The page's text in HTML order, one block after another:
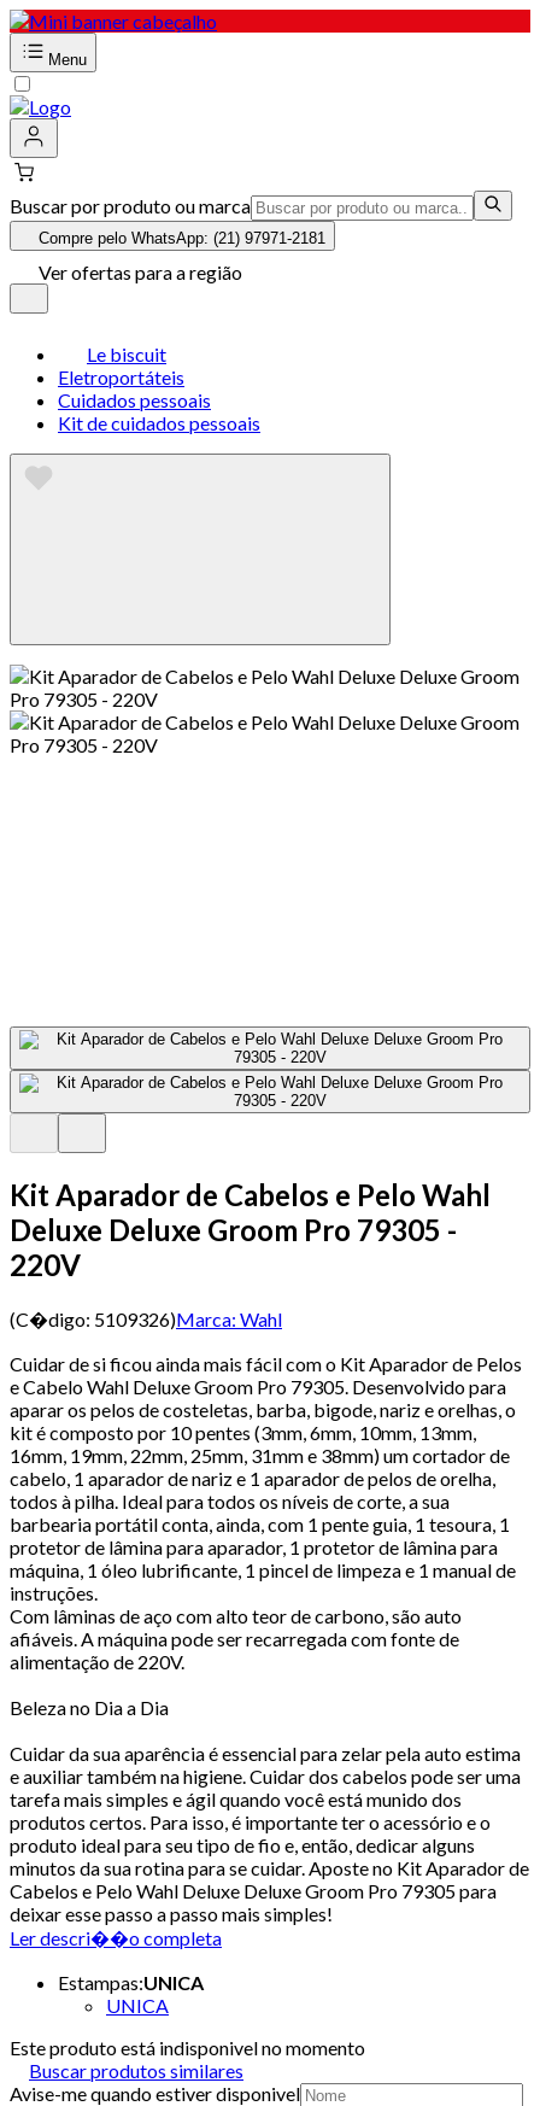
Menu
Buscar por produto ou marca
Compre pelo WhatsApp: (21) 97971-2181
Ver ofertas para a região
Le biscuit
Eletroportáteis
Cuidados pessoais
Kit de cuidados pessoais
Kit Aparador de Cabelos e Pelo Wahl
Deluxe Deluxe Groom Pro 79305 -
220V
(C�digo: 5109326)Marca: Wahl
Cuidar de si ficou ainda mais fácil com o Kit Aparador de Pelos
e Cabelo Wahl Deluxe Groom Pro 79305. Desenvolvido para
aparar os pelos de costeletas, barba, bigode, nariz e orelhas, o
kit é composto por 10 pentes (3mm, 6mm, 10mm, 13mm,
16mm, 19mm, 22mm, 25mm, 31mm e 38mm) um cortador de
cabelo, 1 aparador de nariz e 1 aparador de pelos de orelha,
todos à pilha. Ideal para todos os níveis de corte, a sua
barbearia portátil conta, ainda, com 1 pente guia, 1 tesoura, 1
protetor de lâmina para aparador, 1 protetor de lâmina para
máquina, 1 óleo lubrificante, 1 pincel de limpeza e 1 manual de
instruções.
Com lâminas de aço com alto teor de carbono, são auto
afiáveis. A máquina pode ser recarregada com fonte de
alimentação de 220V.
Beleza no Dia a Dia
Cuidar da sua aparência é essencial para zelar pela auto estima
e auxiliar também na higiene. Cuidar dos cabelos pode ser uma
tarefa mais simples e ágil quando você está munido dos
produtos certos. Para isso, é importante ter o acessório e o
produto ideal para seu tipo de fio e, então, dedicar alguns
minutos da sua rotina para se cuidar. Aposte no Kit Aparador de
Cabelos e Pelo Wahl Deluxe Deluxe Groom Pro 79305 para
deixar esse passo a passo mais simples!
Ler descri��o completa
Estampas:UNICA
UNICA
Este produto está indisponivel no momento
Buscar produtos similares
Avise-me quando estiver disponivel